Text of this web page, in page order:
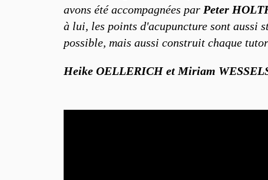
avons été accompagnées par Peter
à lui, les points d'acupuncture sont aussi
possible, mais aussi construit chaque
Heike OELLERICH et Miriam